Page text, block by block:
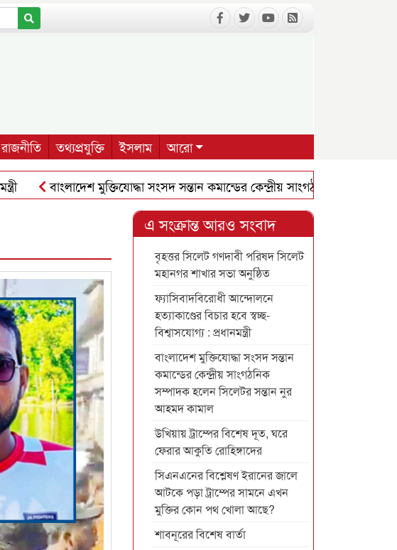
রাজনীতি তথ্যপ্রযুক্তি ইসলাম আরো
বাংলাদেশ মুক্তিযোদ্ধা সংসদ সন্তান কমান্ডের কেন্দ্রীয় সাংগঠনিক সম্পাদক হলেন
এ সংক্রান্ত আরও সংবাদ
বৃহত্তর সিলেট গণদাবী পরিষদ সিলেট
মহানগর শাখার সভা অনুষ্ঠিত
ফ্যাসিবাদবিরোধী আন্দোলনে
হত্যাকাণ্ডের বিচার হবে স্বচ্ছ-
বিশ্বাসযোগ্য : প্রধানমন্ত্রী
বাংলাদেশ মুক্তিযোদ্ধা সংসদ সন্তান
কমান্ডের কেন্দ্রীয় সাংগঠনিক
সম্পাদক হলেন সিলেটর সন্তান নুর
আহমদ কামাল
উখিয়ায় ট্রাম্পের বিশেষ দূত, ঘরে
ফেরার আকুতি রোহিঙ্গাদের
সিএনএনের বিশ্লেষণ ইরানের জালে
আটকে পড়া ট্রাম্পের সামনে এখন
মুক্তির কোন পথ খোলা আছে?
শাবনূরের বিশেষ বার্তা